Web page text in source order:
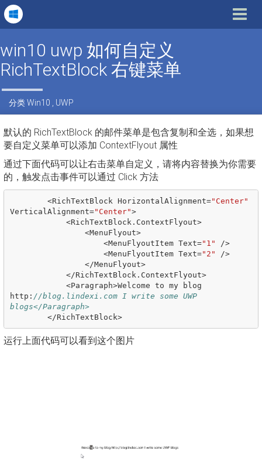
Toggle
win10 uwp 如何自定义
RichTextBlock 右键菜单
分类Win10 UWP
默认的 RichTextBlock 的邮件菜单是包含复制和全选，如果想
要自定义菜单可以添加 ContextFlyout 属性
通过下面代码可以让右击菜单自定义，请将内容替换为你需要
的，触发点击事件可以通过 Click 方法
<RichTextBlock HorizontalAlignment="Center"
VerticalAlignment="Center">
<RichTextBlock . ContextFlyout>
<MenuFlyout>
<MenuFlyoutItem Text="1"
/>
<MenuFlyoutItem Text="2"
/>
</MenuFlyout>
</RichTextBlock . ContextFlyout>
<Paragraph>Welcome to my
blog
http : //blog.lindexi.com I write some UWP
blogs</Paragraph>
</RichTextBlock>
运行上面代码可以看到这个图片